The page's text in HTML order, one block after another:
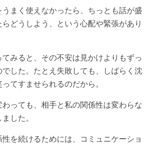
まく使えなかったら、ちっとも話が盛
どうしよう、という心配や緊張があり
みると、その不安は見かけよりもずっ
でした。たとえ失敗しても、しばらく沈
てすませられるのだから。
っても、相手と私の関係性は変わらな
した。
を続けるためには、コミュニケーショ